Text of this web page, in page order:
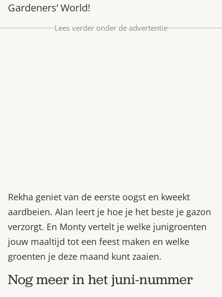
Gardeners’ World!
Lees verder onder de advertentie
Rekha geniet van de eerste oogst en kweekt
aardbeien. Alan leert je hoe je het beste je gazon
verzorgt. En Monty vertelt je welke junigroenten
jouw maaltijd tot een feest maken en welke
groenten je deze maand kunt zaaien.
Nog meer in het juni-nummer